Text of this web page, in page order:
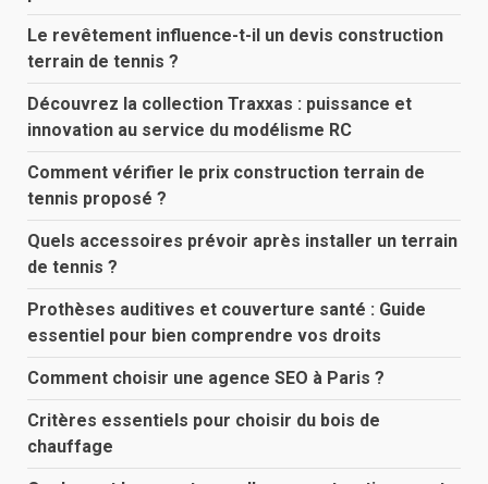
Le revêtement influence-t-il un devis construction
terrain de tennis ?
Découvrez la collection Traxxas : puissance et
innovation au service du modélisme RC
Comment vérifier le prix construction terrain de
tennis proposé ?
Quels accessoires prévoir après installer un terrain
de tennis ?
Prothèses auditives et couverture santé : Guide
essentiel pour bien comprendre vos droits
Comment choisir une agence SEO à Paris ?
Critères essentiels pour choisir du bois de
chauffage